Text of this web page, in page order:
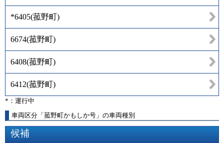
*6405(菰野町)
6674(菰野町)
6408(菰野町)
6412(菰野町)
*：運行中
車両区分「菰野町かもしか号」の車両種別
候補